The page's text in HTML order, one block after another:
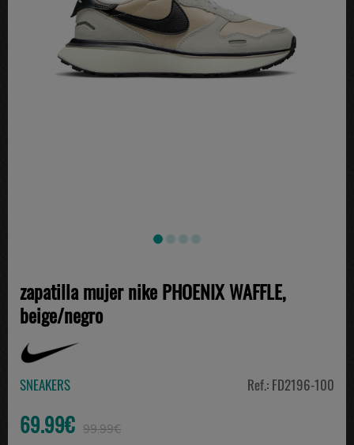
zapatilla mujer nike PHOENIX WAFFLE,
beige/negro
SNEAKERS Ref.: FD2196-100
69.99€ 99.99€